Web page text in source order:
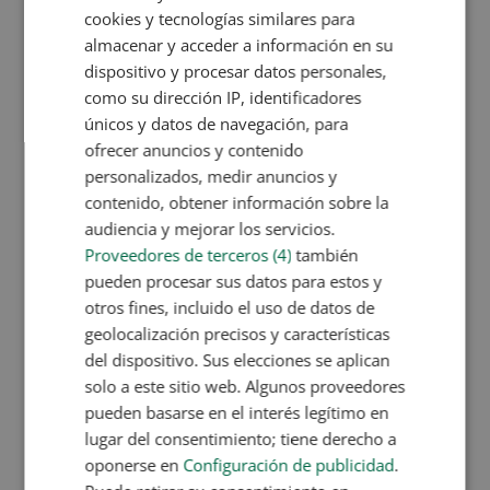
medicamentos.
Farmacología, farmacocinética y
farmacodinamia.
Formas galénicas.
Medicación para afecciones respiratorias,
digestivas y endocrinas.
Antibióticos y uso responsable.
Dermofarmacia y productos cosméticos.
Homeopatía y fitoterapia.
Procesos de laboratorio y
descontaminación.
Análisis clínicos básicos.
Descarga la ficha formativa del curso
Técnico Auxiliar en Farmacia y
cookies y tecnologías similares para
almacenar y acceder a información en su
dispositivo y procesar datos personales,
como su dirección IP, identificadores
únicos y datos de navegación, para
ofrecer anuncios y contenido
personalizados, medir anuncios y
contenido, obtener información sobre la
audiencia y mejorar los servicios.
Proveedores de terceros (4) también
pueden procesar sus datos para estos y
otros fines, incluido el uso de datos de
geolocalización precisos y características
del dispositivo. Sus elecciones se aplican
solo a este sitio web. Algunos proveedores
pueden basarse en el interés legítimo en
lugar del consentimiento; tiene derecho a
oponerse en Configuración de publicidad.